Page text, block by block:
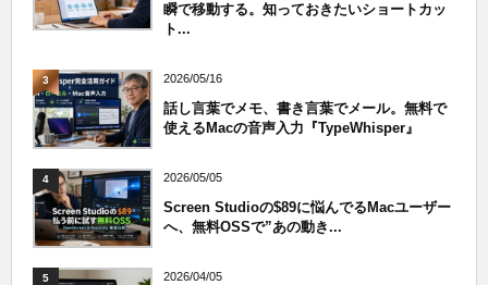
瞬で移動する。知っておきたいショートカッ
ト...
3 2026/05/16
話し言葉でメモ、書き言葉でメール。無料で
使えるMacの音声入力『TypeWhisper』
4 2026/05/05
Screen Studioの$89に悩んでるMacユーザー
へ、無料OSSで”あの動き...
5 2026/04/05